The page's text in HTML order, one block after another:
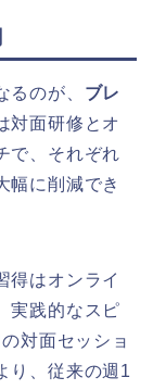
のが、 ブレ
対面研修とオ
で、それぞれ
幅に削減でき
得はオンライ
実践的なスピ
対面セッショ
り、従来の週1